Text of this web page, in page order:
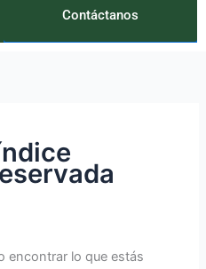
Contáctanos
encontrar lo que estás